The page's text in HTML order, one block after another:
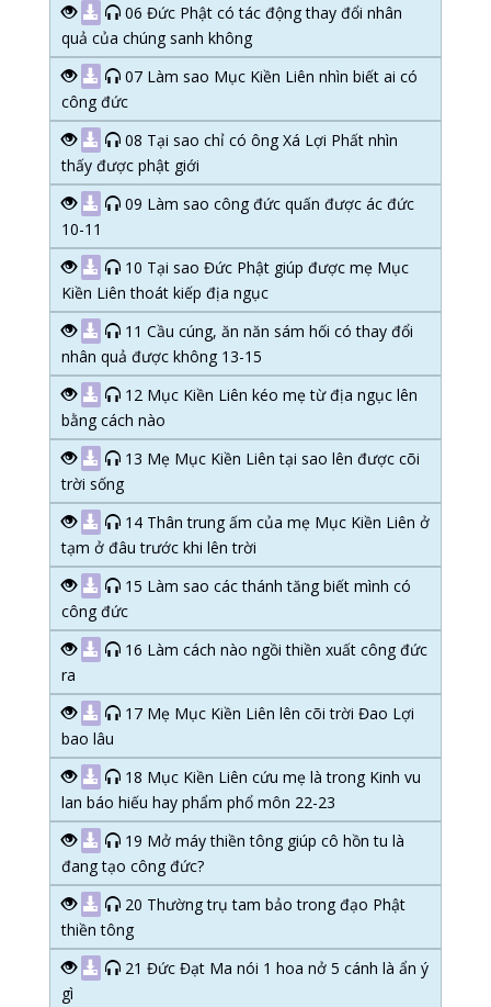
06 Đức Phật có tác động thay đổi nhân
quả của chúng sanh không
07 Làm sao Mục Kiền Liên nhìn biết ai có
công đức
08 Tại sao chỉ có ông Xá Lợi Phất nhìn
thấy được phật giới
09 Làm sao công đức quấn được ác đức
10-11
10 Tại sao Đức Phật giúp được mẹ Mục
Kiền Liên thoát kiếp địa ngục
11 Cầu cúng, ăn năn sám hối có thay đổi
nhân quả được không 13-15
12 Mục Kiền Liên kéo mẹ từ địa ngục lên
bằng cách nào
13 Mẹ Mục Kiền Liên tại sao lên được cõi
trời sống
14 Thân trung ấm của mẹ Mục Kiền Liên ở
tạm ở đâu trước khi lên trời
15 Làm sao các thánh tăng biết mình có
công đức
16 Làm cách nào ngồi thiền xuất công đức
ra
17 Mẹ Mục Kiền Liên lên cõi trời Đao Lợi
bao lâu
18 Mục Kiền Liên cứu mẹ là trong Kinh vu
lan báo hiếu hay phẩm phổ môn 22-23
19 Mở máy thiền tông giúp cô hồn tu là
đang tạo công đức?
20 Thường trụ tam bảo trong đạo Phật
thiền tông
21 Đức Đạt Ma nói 1 hoa nở 5 cánh là ẩn ý
gì